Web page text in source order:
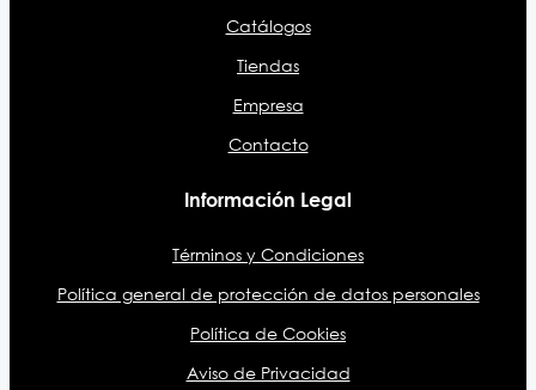
Catálogos
Tiendas
Empresa
Contacto
Información Legal
Términos y Condiciones
Política general de protección de datos personales
Política de Cookies
Aviso de Privacidad